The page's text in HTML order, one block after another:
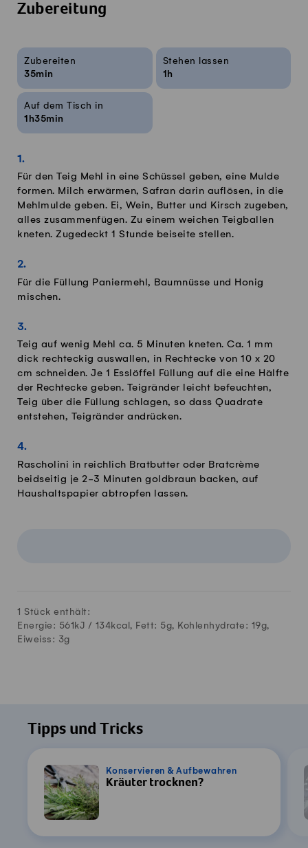
Zubereitung
Rezeptinfos
Zubereiten
35min
Stehen lassen
1h
Auf dem Tisch in
1h35min
Für den Teig Mehl in eine Schüssel geben, eine Mulde
formen. Milch erwärmen, Safran darin auflösen, in die
Mehlmulde geben. Ei, Wein, Butter und Kirsch zugeben,
alles zusammenfügen. Zu einem weichen Teigballen
kneten. Zugedeckt 1 Stunde beiseite stellen.
Für die Füllung Paniermehl, Baumnüsse und Honig
mischen.
Teig auf wenig Mehl ca. 5 Minuten kneten. Ca. 1 mm
dick rechteckig auswallen, in Rechtecke von 10 x 20
cm schneiden. Je 1 Esslöffel Füllung auf die eine Hälfte
der Rechtecke geben. Teigränder leicht befeuchten,
Teig über die Füllung schlagen, so dass Quadrate
entstehen, Teigränder andrücken.
Rascholini in reichlich Bratbutter oder Bratcrème
beidseitig je 2-3 Minuten goldbraun backen, auf
Haushaltspapier abtropfen lassen.
1 Stück enthält:
Energie: 561kJ / 134kcal, Fett: 5g, Kohlenhydrate: 19g,
Eiweiss: 3g
Tipps und Tricks
Konservieren & Aufbewahren
Kräuter trocknen?